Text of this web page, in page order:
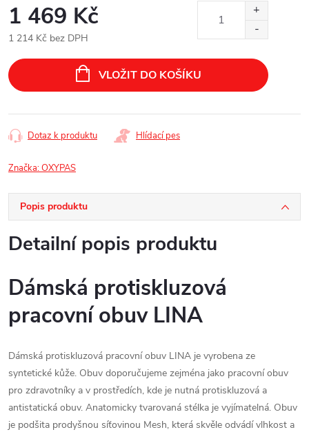
1 469 Kč
1 214 Kč bez DPH
cena:
VLOŽIT DO KOŠÍKU
Dotaz k produktu Hlídací pes
Značka:OXYPAS
Popis produktu
Detailní popis produktu
Dámská protiskluzová
pracovní obuv LINA
Dámská protiskluzová pracovní obuv LINA je vyrobena ze
syntetické kůže. Obuv doporučujeme zejména jako pracovní obuv
pro zdravotníky a v prostředích, kde je nutná protiskluzová a
antistatická obuv. Anatomicky tvarovaná stélka je vyjímatelná. Obuv
je podšita prodyšnou síťovinou Mesh, která skvěle odvádí vlhkost a